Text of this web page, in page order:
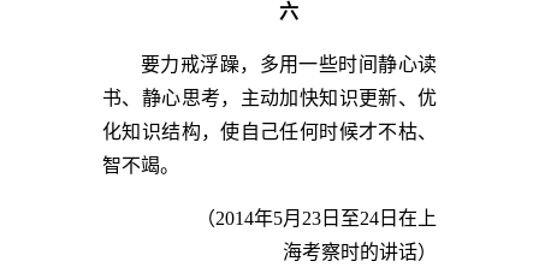
六
要力戒浮躁，多用一些时间静心读
书、静心思考，主动加快知识更新、优
化知识结构，使自己任何时候才不枯、
智不竭。
（2014年5月23日至24日在上
海考察时的讲话）